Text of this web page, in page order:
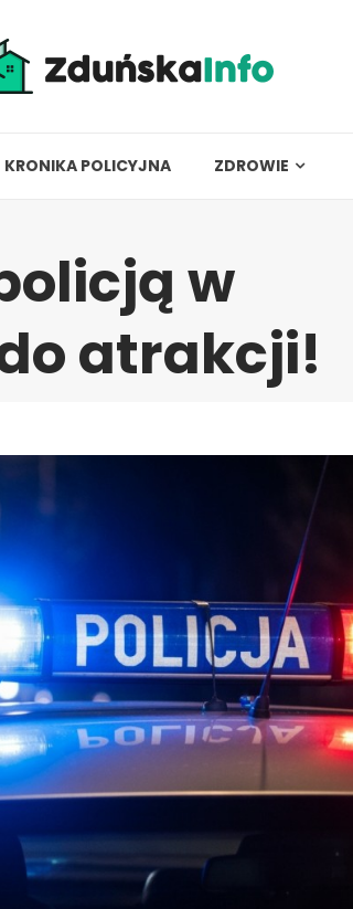
KRONIKA POLICYJNA ZDROWIE
w
atrakcji!